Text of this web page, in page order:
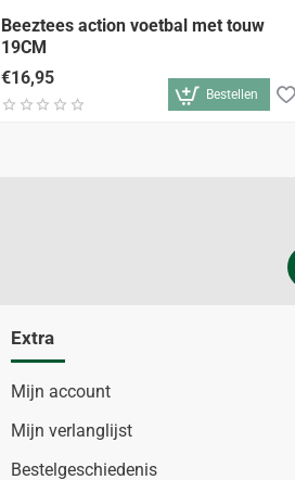
Beeztees action voetbal met touw
19CM
€16,95
Bestellen
Extra
Mijn account
Mijn verlanglijst
Bestelgeschiedenis